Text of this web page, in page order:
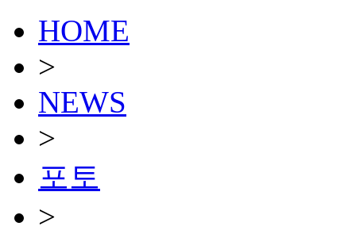
HOME
>
NEWS
>
포토
>